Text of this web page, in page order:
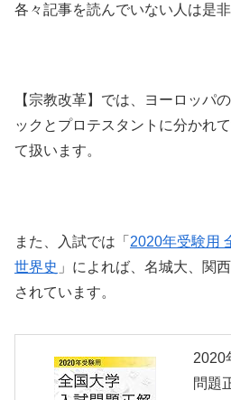
各々記事を読んでいない人は是
【宗教改革】では、ヨーロッパ
ックとプロテスタントに分かれ
て扱います。
また、入試では「 2020年受験用
世界史 」によれば、名城大、関
されています。
2020
問題